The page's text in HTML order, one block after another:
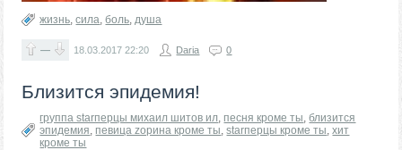
жизнь,сила,боль,душа
— 18.03.201722:20 Daria 0
Близится эпидемия!
группа starперцы михаил шитов ил, песня кроме ты,близится
эпидемия, певица zорина кроме ты,starперцы кроме ты,хит
кроме ты